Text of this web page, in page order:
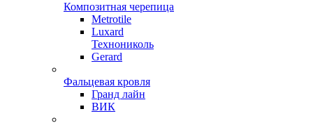
Композитная черепица
Metrotile
Luxard
Технониколь
Gerard
Фальцевая кровля
Гранд лайн
ВИК